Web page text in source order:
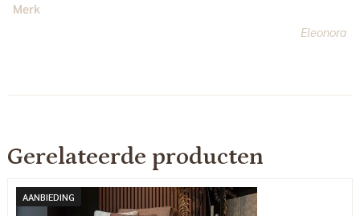
Merk
Eleonora
Gerelateerde producten
AANBIEDING